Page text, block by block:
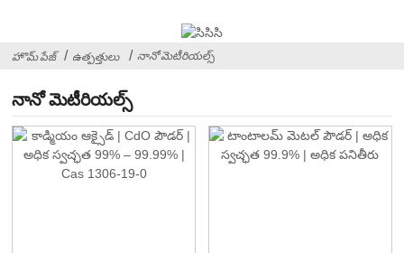
హొమ్ పేజ్ ఉత్పత్తులు నానో మెటీరియల్స్
నానో మెటీరియల్స్